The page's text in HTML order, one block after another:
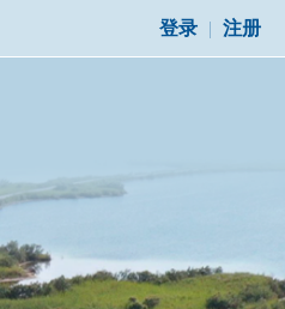
登录 | 注册